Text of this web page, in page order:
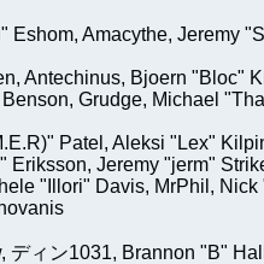
Eshom, Amacythe, Jeremy
Antechinus, Bjoern "Bloc"
Grudge, Michael
Patel, Aleksi "Lex"
Eriksson, Jeremy "jerm"
"Illori" Davis, MrPhil,
ィン1031, Brannon "B"